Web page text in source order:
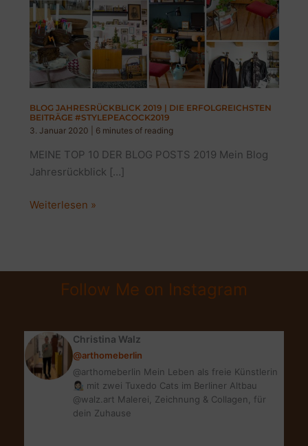
BLOG JAHRESRÜCKBLICK 2019 | DIE ERFOLGREICHSTEN
BEITRÄGE #STYLEPEACOCK2019
3. Januar 2020
6 minutes of reading
MEINE TOP 10 DER BLOG POSTS 2019 Mein Blog
Jahresrückblick […]
BLOG
DIE
ERFOLGREICHSTEN
Weiterlesen »
Follow Me on Instagram
Christina Walz
@arthomeberlin
@arthomeberlin Mein Leben als freie Künstlerin
👩🏻‍🎨 mit zwei Tuxedo Cats im Berliner Altbau
@walz.art Malerei, Zeichnung & Collagen, für
dein Zuhause